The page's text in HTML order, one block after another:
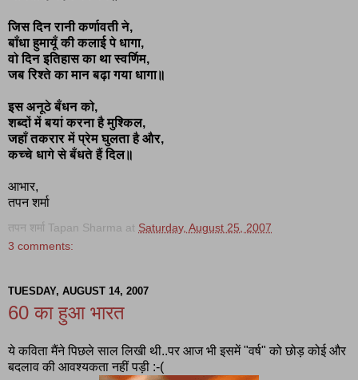
जिस दिन रानी कर्णावती ने,
बाँधा हुमायूँ की कलाई पे धागा,
वो दिन इतिहास का था स्वर्णिम,
जब रिश्ते का मान बढ़ा गया धागा॥
इस अनूठे बँधन को,
शब्दों में बयां करना है मुश्किल,
जहाँ तकरार में प्रेम घुलता है और,
कच्चे धागे से बँधते हैं दिल॥
आभार,
तपन शर्मा
तपन शर्मा Tapan Sharma at Saturday, August 25, 2007
3 comments:
TUESDAY, AUGUST 14, 2007
60 का हुआ भारत
ये कविता मैंने पिछले साल लिखी थी..पर आज भी इसमें "वर्ष" को छोड़ कोई और
बदलाव की आवश्यकता नहीं पड़ी :-(